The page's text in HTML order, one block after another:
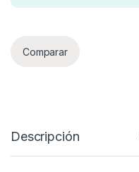
Comparar
Descripción